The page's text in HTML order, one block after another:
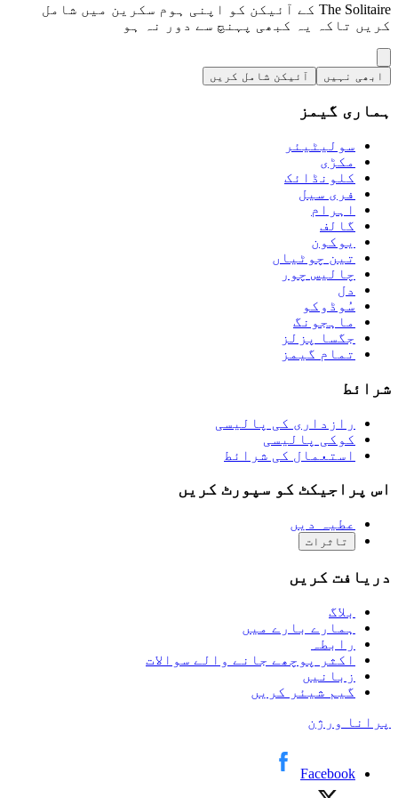
The Solitaire کے آئیکن کو اپنی ہوم سکرین میں شامل
کریں تاکہ یہ کبھی پہنچ سے دور نہ ہو
ابھی نہیں آئیکن شامل کریں
ہماری گیمز
سولیٹیئر
مکڑی
کلونڈائک
فری سیل
اہرام
گالف
يوكون
تین چوٹیاں
چالیس چور
دل
سُوڈوکو
ماہجونگ
جگسا پزلز
تمام گیمز
شرائط
رازداری کی پالیسی
کوکی پالیسی
استعمال کی شرائط
اس پراجیکٹ کو سپورٹ کریں
عطیہ دیں
تاثرات
دریافت کریں
بلاگ
ہمارے بارے میں
رابطہ
اکثر پوچھے جانے والے سوالات
زبانیں
گیم شیئر کریں
پرانا ورژن
Facebook